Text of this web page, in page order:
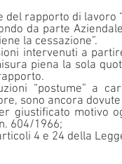
del rapporto di
da parte
la cessazione”.
intervenuti a
piena la sola
“postume” a
sono ancora dovute
giustificato motivo
604/1966;
4 e 24 della